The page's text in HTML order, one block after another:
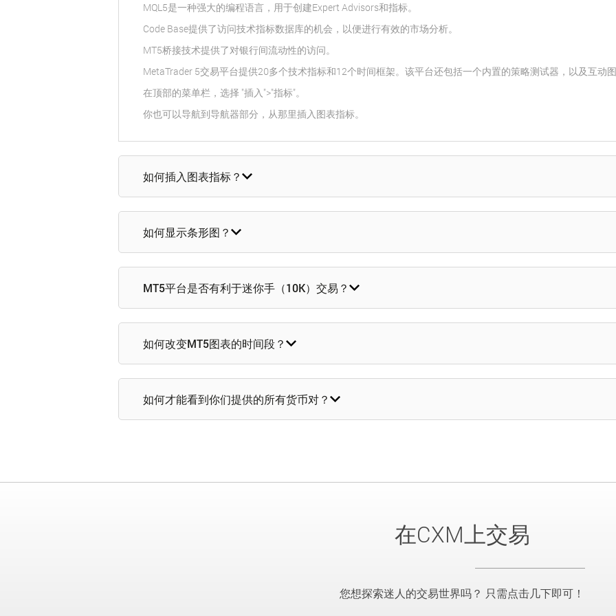
MQL5是一种强大的编程语言，用于创建Expert Advisors和指标。
Code Base提供了访问技术指标数据库的机会，以便进行有效的市场分析。
MT5桥接技术提供了对银行间流动性的访问。
MetaTrader 5交易平台提供20多个技术指标和12个时间框架。该平台还包括一个内置的策略测试器，以及互动
在顶部的菜单栏，选择 "插入">"指标"。
你也可以导航到导航器部分，从那里插入图表指标。
如何插入图表指标？
如何显示条形图？
MT5平台是否有利于迷你手（10K）交易？
如何改变MT5图表的时间段？
如何才能看到你们提供的所有货币对？
在CXM上交易
您想探索迷人的交易世界吗？ 只需点击几下即可！